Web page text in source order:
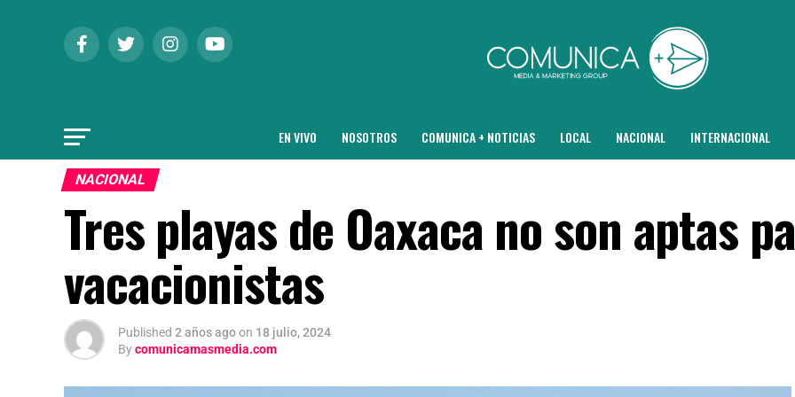
EN VIVO NOSOTROS COMUNICA + NOTICIAS LOCAL NACIONAL INTERNACIONAL
NACIONAL
Tres playas de Oaxaca no son aptas
vacacionistas
Published 2 años agoon 18 julio, 2024
Bycomunicamasmedia.com